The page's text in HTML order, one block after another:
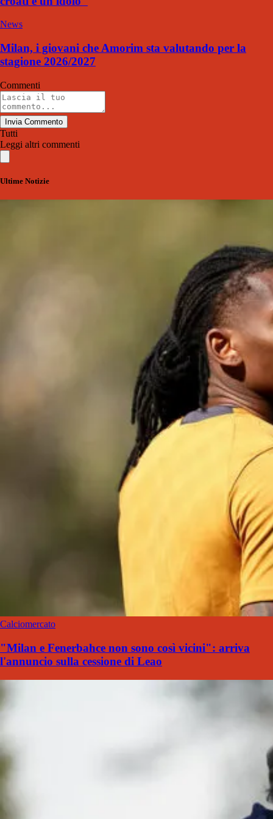
News
Milan, i giovani che Amorim sta valutando per la
stagione 2026/2027
Commenti
Invia Commento
Tutti
Leggi altri commenti
Ultime Notizie
Calciomercato
"Milan e Fenerbahce non sono così vicini": arriva
l'annuncio sulla cessione di Leao